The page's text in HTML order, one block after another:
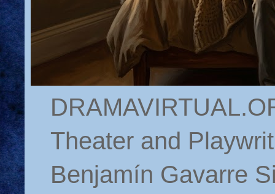
Theater and
Benjamín Gavarre